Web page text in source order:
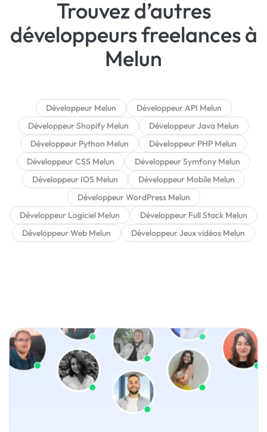
Trouvez d’autres
développeurs freelances à
Melun
Développeur Melun
Développeur API Melun
Développeur Shopify Melun
Développeur Java Melun
Développeur Python Melun
Développeur PHP Melun
Développeur CSS Melun
Développeur Symfony Melun
Développeur IOS Melun
Développeur Mobile Melun
Développeur WordPress Melun
Développeur Logiciel Melun
Développeur Full Stack Melun
Développeur Web Melun
Développeur Jeux vidéos Melun